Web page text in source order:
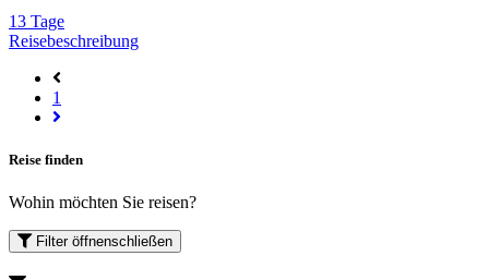
13 Tage
Reisebeschreibung
1
Reise finden
Wohin möchten Sie reisen?
Filter öffnenschließen